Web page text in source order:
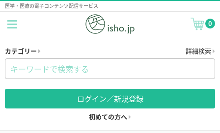
医学・医療の電子コンテンツ配信サービス
0
カテゴリー 詳細検索
ログイン／新規登録
初めての方へ